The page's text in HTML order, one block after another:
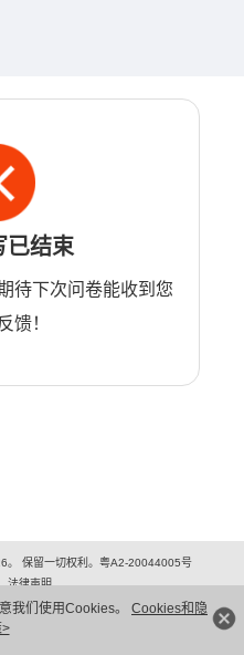
我们使用Cookies。 Cookies和隐
已结束
待下次问卷能收到您
馈！
。 保留一切权利。粤A2-20044005号
法律声明